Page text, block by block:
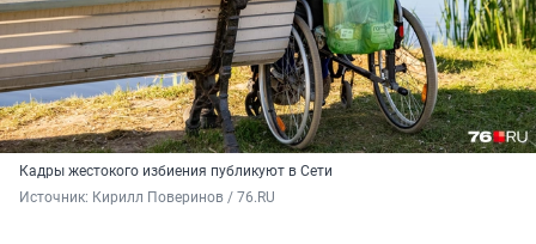
Кадры жестокого избиения публикуют в Сети
Источник: Кирилл Поверинов / 76.RU